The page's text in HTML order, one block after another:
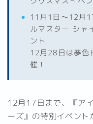
11月1日～12月
ルマスター シャ
ント
12月28日は夢色
催！
12月17日まで、『ア
ーズ』の特別イベント